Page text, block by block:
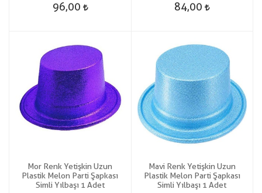
96,00 84,00
Mor Renk Yetişkin Uzun
Plastik Melon Parti Şapkası
Simli Yılbaşı 1 Adet
Mavi Renk Yetişkin Uzun
Plastik Melon Parti Şapkası
Simli Yılbaşı 1 Adet